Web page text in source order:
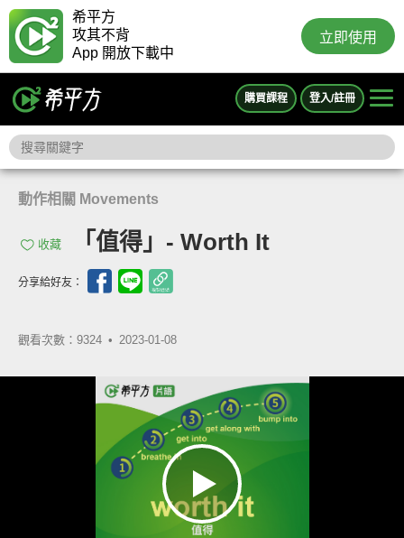
希平方
攻其不背
App 開放下載中
立即使用
購買課程 登入/註冊
動作相關 Movements
收藏 「值得」- Worth It
分享給好友：
觀看次數：9324 • 2023-01-08